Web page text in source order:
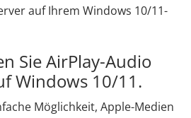
auf Ihrem Windows 10/11-
Sie AirPlay-Audio
Windows 10/11.
Möglichkeit, Apple-Medien